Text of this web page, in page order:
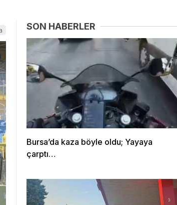
SON HABERLER
Bursa’da kaza böyle oldu; Yayaya
çarptı…